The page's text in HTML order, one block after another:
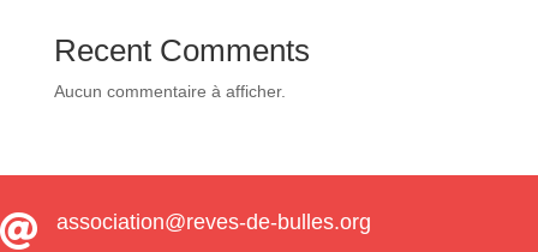
Recent Comments
Aucun commentaire à afficher.
 association@reves-de-bulles.org